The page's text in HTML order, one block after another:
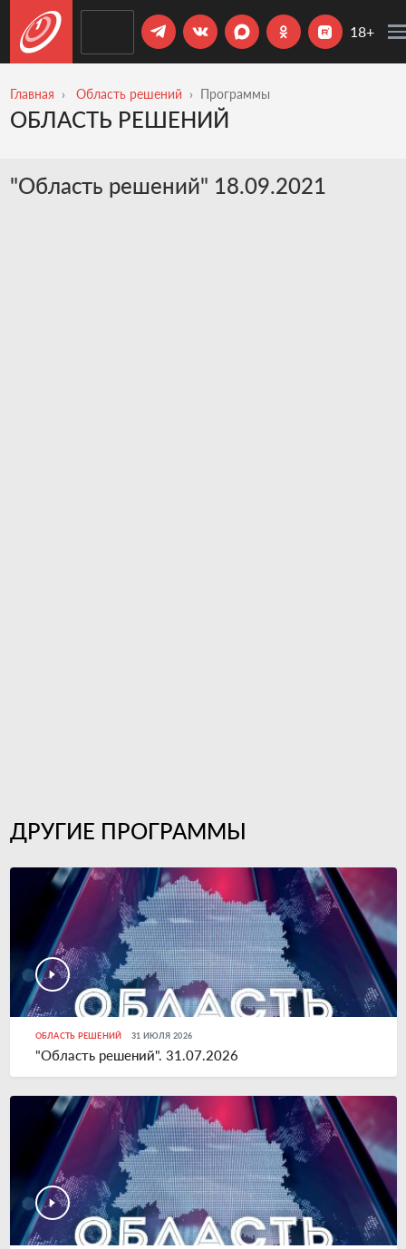
18+
Главная Область решений Программы
ОБЛАСТЬ РЕШЕНИЙ
"Область решений" 18.09.2021
ДРУГИЕ ПРОГРАММЫ
ОБЛАСТЬ РЕШЕНИЙ 31 ИЮЛЯ 2026
"Область решений". 31.07.2026